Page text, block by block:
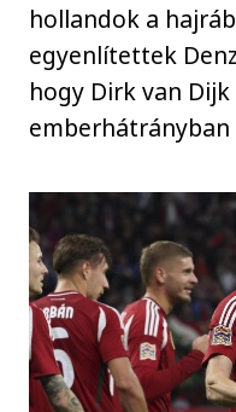
hollandok a
egyenlítettek
hogy Dirk van